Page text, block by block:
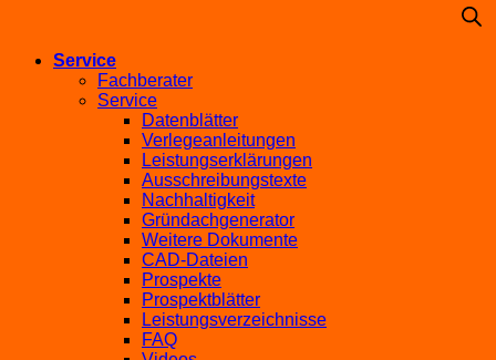
Service
Fachberater
Service
Datenblätter
Verlegeanleitungen
Leistungserklärungen
Ausschreibungstexte
Nachhaltigkeit
Gründachgenerator
Weitere Dokumente
CAD-Dateien
Prospekte
Prospektblätter
Leistungsverzeichnisse
FAQ